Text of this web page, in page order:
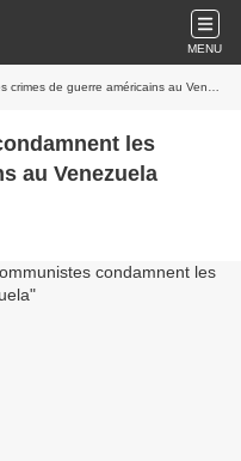
MENU
de guerre américains au Venezuela
les
au Venezuela